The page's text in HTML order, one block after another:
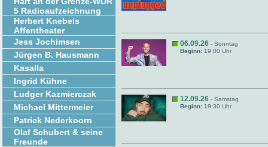
5 Radioaufzeichnung
Herbert Knebels
Affentheater
Jess Jochimsen
Jürgen B. Hausmann
Kasalla
Ingrid Kühne
Ludger Kazmierczak
Michael Mittermeier
Patrick Nederkoorn
Olaf Schubert & seine
Freunde
06.09.26 - Sonntag
Beginn: 19:00 Uhr
12.09.26 - Samstag
Beginn: 19:30 Uhr